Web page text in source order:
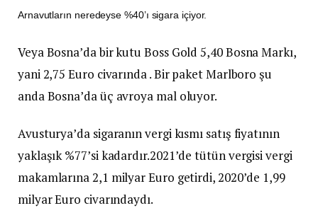
Arnavutların neredeyse %40’ı sigara içiyor.
Veya Bosna’da bir kutu Boss Gold 5,40 Bosna Markı,
yani 2,75 Euro civarında . Bir paket Marlboro şu
anda Bosna’da üç avroya mal oluyor.
Avusturya’da sigaranın vergi kısmı satış fiyatının
yaklaşık %77’si kadardır.2021’de tütün vergisi vergi
makamlarına 2,1 milyar Euro getirdi, 2020’de 1,99
milyar Euro civarındaydı.